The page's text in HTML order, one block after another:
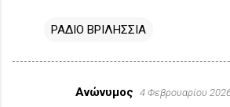
ΡΑΔΙΟ ΒΡΙΛΗΣΣΙΑ
Ανώνυμος 4 Φεβρουαρίου